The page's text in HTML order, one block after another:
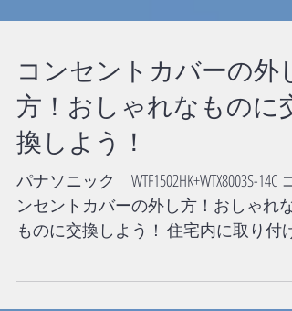
コンセントカバーの外し
方！おしゃれなものに交
換しよう！
パナソニック WTF1502HK+WTX8003S-14C コ
ものに交換しよう！ 住宅内に取り付け